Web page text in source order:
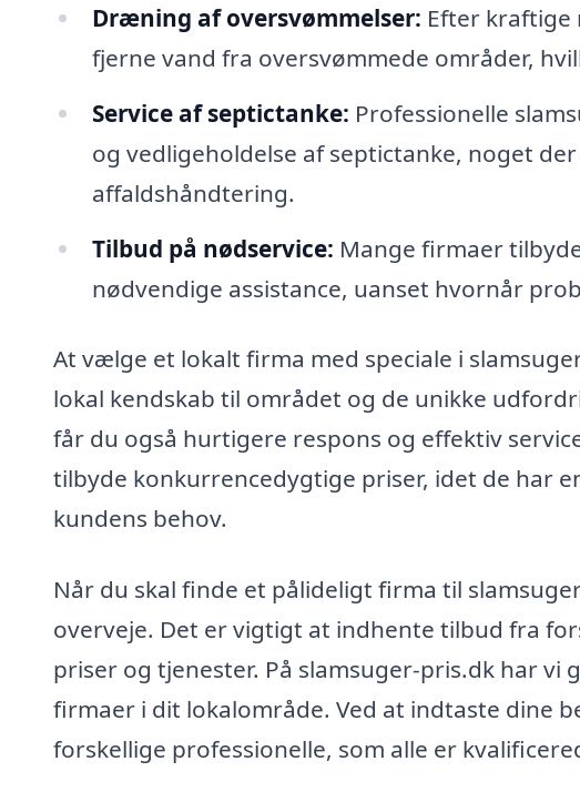
Dræning af oversvømmelser: Efter
fjerne vand fra oversvømmede områder,
Service af septictanke: Professionelle
og vedligeholdelse af septictanke, noget
affaldshåndtering.
Tilbud på nødservice: Mange firmaer
nødvendige assistance, uanset hvornår
At vælge et lokalt firma med speciale i
lokal kendskab til området og de unikke
får du også hurtigere respons og effektiv
tilbyde konkurrencedygtige priser, idet de har
kundens behov.
Når du skal finde et pålideligt firma til
overveje. Det er vigtigt at indhente tilbud fra
priser og tjenester. På slamsuger-pris.dk har
firmaer i dit lokalområde. Ved at indtaste dine
forskellige professionelle, som alle er